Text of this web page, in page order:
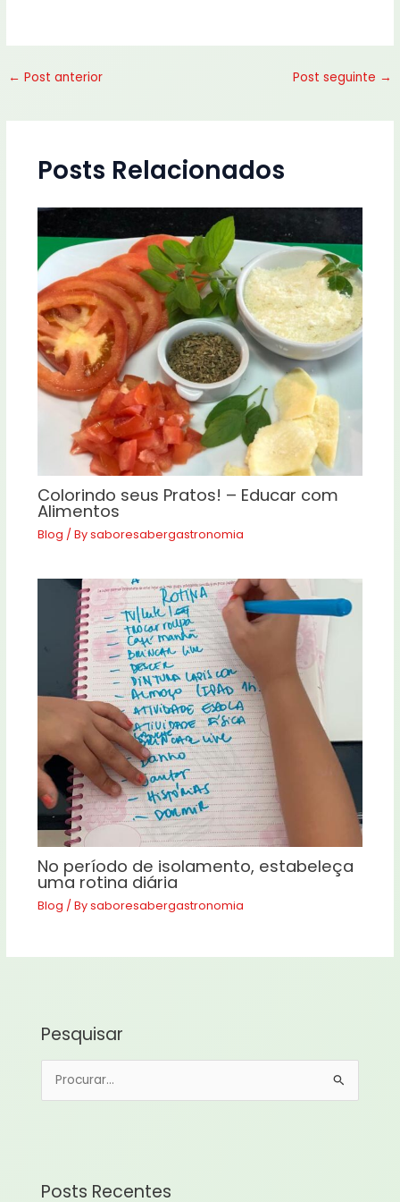
← Post anterior Post seguinte →
Posts Relacionados
Colorindo seus Pratos! – Educar com
Alimentos
Blog / Bysaboresabergastronomia
No período de isolamento, estabeleça
uma rotina diária
Blog / Bysaboresabergastronomia
Pesquisar
Posts Recentes